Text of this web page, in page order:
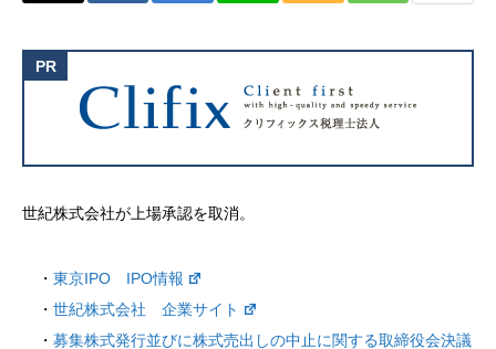
世紀株式会社が上場承認を取消。
・ 東京IPO IPO情報
・ 世紀株式会社 企業サイト
・ 募集株式発行並びに株式売出しの中止に関する取締役会決議